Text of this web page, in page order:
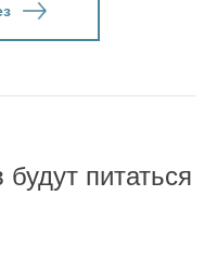
питаться